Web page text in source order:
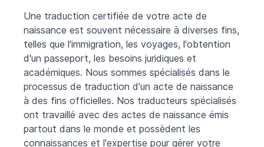
Une traduction certifiée de votre acte de
naissance est souvent nécessaire à diverses fins,
telles que l'immigration, les voyages, l'obtention
d'un passeport, les besoins juridiques et
académiques. Nous sommes spécialisés dans le
processus de traduction d'un acte de naissance
à des fins officielles. Nos traducteurs spécialisés
ont travaillé avec des actes de naissance émis
partout dans le monde et possèdent les
connaissances et l'expertise pour gérer votre